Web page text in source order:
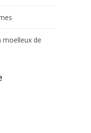
moelleux de